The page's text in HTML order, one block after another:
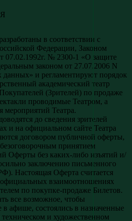
в соответствии с
Федерации, Законом
07.02.1992г. № 2300-1 «О защите
законом от 27.07.2006 N
и регламентируют порядок
академический театр
(Зрителей) по продаже
проводимые Театром, а
мероприятий Театра.
до сведения зрителей
и на официальном сайте Театра
договором публичной оферты,
принятием
Оферты без каких-либо изъятий и/
заключению письменного
Настоящая Оферта считается
взаимоотношениях
по покупке-продаже Билетов.
все возможное, чтобы
в афише, состоялись в назначенные
и художественном